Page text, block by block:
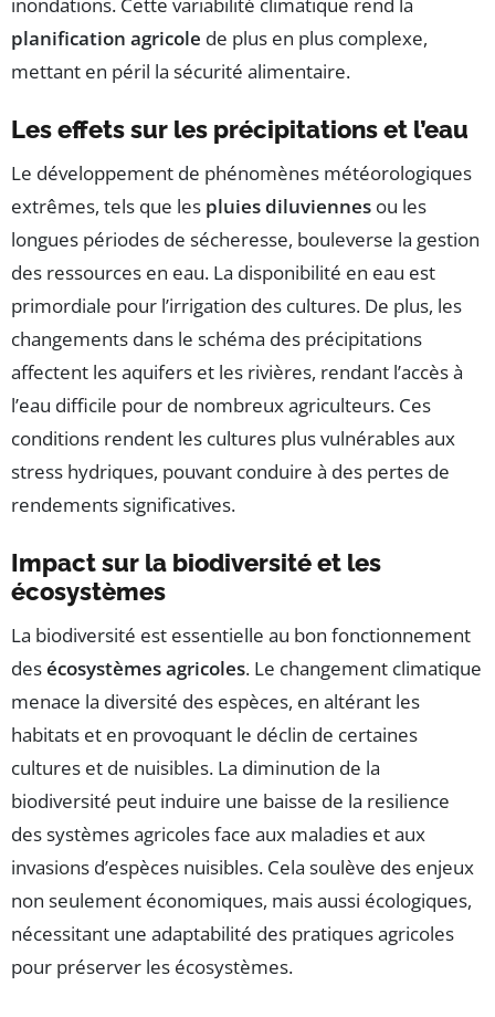
planification agricole de plus en plus complexe,
mettant en péril la sécurité alimentaire.
Les effets sur les précipitations et l’eau
Le développement de phénomènes météorologiques
extrêmes, tels que les pluies diluviennes ou les
longues périodes de sécheresse, bouleverse la gestion
des ressources en eau. La disponibilité en eau est
primordiale pour l’irrigation des cultures. De plus, les
changements dans le schéma des précipitations
affectent les aquifers et les rivières, rendant l’accès à
l’eau difficile pour de nombreux agriculteurs. Ces
conditions rendent les cultures plus vulnérables aux
stress hydriques, pouvant conduire à des pertes de
rendements significatives.
Impact sur la biodiversité et les
écosystèmes
La biodiversité est essentielle au bon fonctionnement
desécosystèmes agricoles. Le changement climatique
menace la diversité des espèces, en altérant les
habitats et en provoquant le déclin de certaines
cultures et de nuisibles. La diminution de la
biodiversité peut induire une baisse de la resilience
des systèmes agricoles face aux maladies et aux
invasions d’espèces nuisibles. Cela soulève des enjeux
non seulement économiques, mais aussi écologiques,
nécessitant une adaptabilité des pratiques agricoles
pour préserver les écosystèmes.